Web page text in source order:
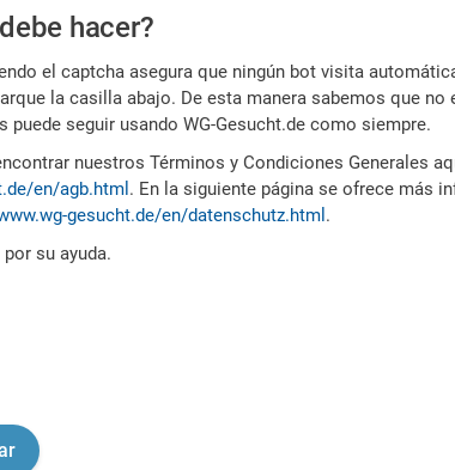
hacer?
el captcha asegura que ningún bot visita
la casilla abajo. De esta manera sabemos que no
puede seguir usando WG-Gesucht.de como siempre.
nuestros Términos y Condiciones Generales
en/agb.html . En la siguiente página se ofrece más
gesucht.de/en/datenschutz.html .
por su ayuda.